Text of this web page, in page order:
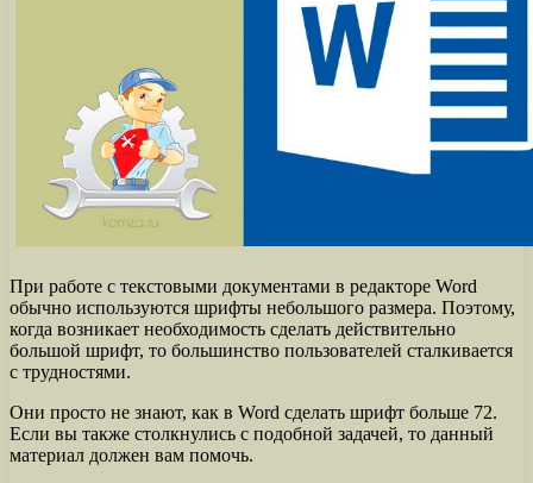
При работе с текстовыми документами в редакторе Word
обычно используются шрифты небольшого размера. Поэтому,
когда возникает необходимость сделать действительно
большой шрифт, то большинство пользователей сталкивается
с трудностями.
Они просто не знают, как в Word сделать шрифт больше 72.
Если вы также столкнулись с подобной задачей, то данный
материал должен вам помочь.